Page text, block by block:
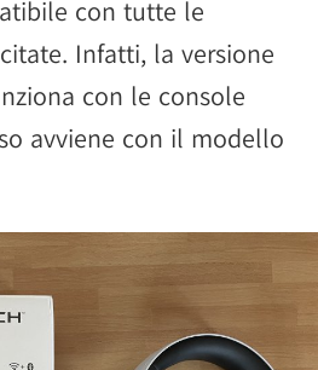
con tutte le
Infatti, la versione
con le console
avviene con il modello